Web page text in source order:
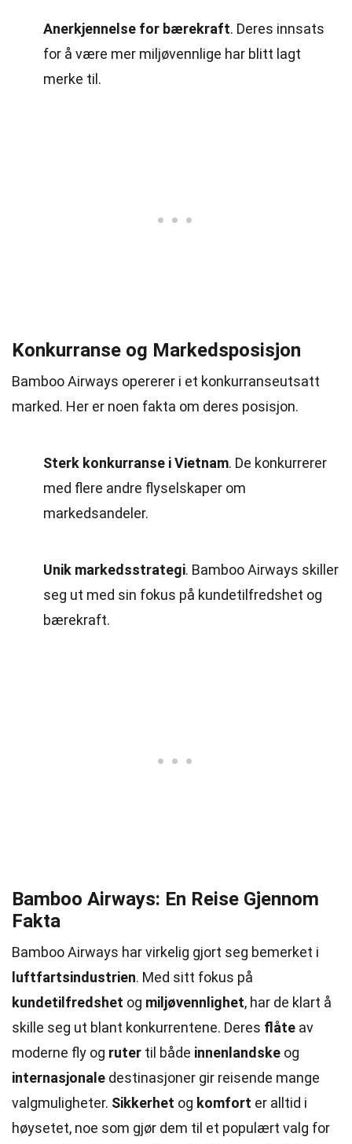
Anerkjennelse for bærekraft. Deres innsats
for å være mer miljøvennlige har blitt lagt
merke til.
Konkurranse og Markedsposisjon
Bamboo Airways opererer i et konkurranseutsatt
marked. Her er noen fakta om deres posisjon.
Sterk konkurranse i Vietnam. De konkurrerer
med flere andre flyselskaper om
markedsandeler.
Unik markedsstrategi. Bamboo Airways skiller
seg ut med sin fokus på kundetilfredshet og
bærekraft.
Bamboo Airways: En Reise Gjennom
Fakta
Bamboo Airways har virkelig gjort seg bemerket i
luftfartsindustrien. Med sitt fokus på
kundetilfredshet og miljøvennlighet, har de klart å
skille seg ut blant konkurrentene. Deres flåte av
moderne fly og ruter til både innenlandske og
internasjonale destinasjoner gir reisende mange
valgmuligheter. Sikkerhet og komfort er alltid i
høysetet, noe som gjør dem til et populært valg for